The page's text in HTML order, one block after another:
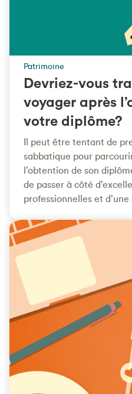
Patrimoine
Devriez-vous
voyager après
votre diplôme?
Il peut être tentant de
sabbatique pour
l’obtention de son
de passer à côté
professionnelles et